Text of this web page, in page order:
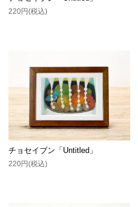
220円(税込)
チョセイブン「Untitled」
220円(税込)